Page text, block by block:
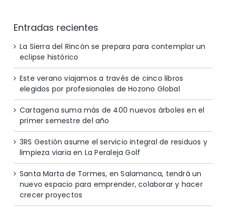
Entradas recientes
La Sierra del Rincón se prepara para contemplar un
eclipse histórico
Este verano viajamos a través de cinco libros
elegidos por profesionales de Hozono Global
Cartagena suma más de 400 nuevos árboles en el
primer semestre del año
3RS Gestión asume el servicio integral de residuos y
limpieza viaria en La Peraleja Golf
Santa Marta de Tormes, en Salamanca, tendrá un
nuevo espacio para emprender, colaborar y hacer
crecer proyectos